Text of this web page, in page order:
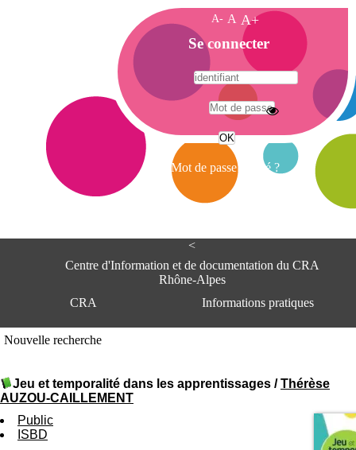
<
Centre d'Information et de documentation du CRA
Rhône-Alpes
CRA
Informations pratiques
Centre Hospitalier le Vinatier
bât 211
Nouvelle recherche
Jeu et temporalité dans les apprentissages /Thérèse
AUZOU-CAILLEMENT
Public
ISBD
A- A A+
A
c
c
e
i
Se connecter
Mot de passe oublié ?
A
e
e
f
o